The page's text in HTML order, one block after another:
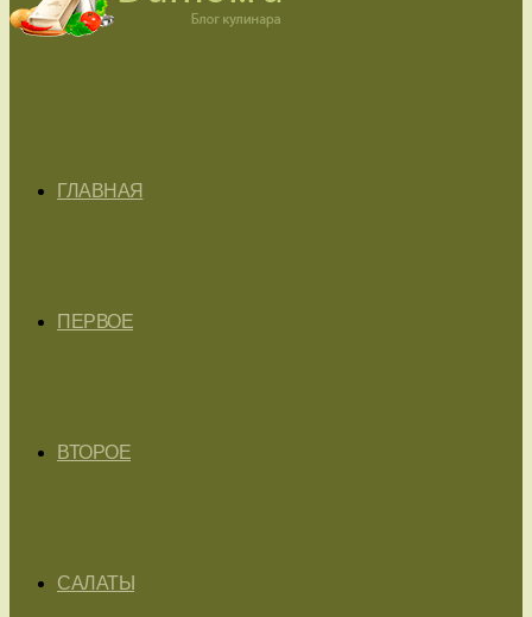
ГЛАВНАЯ
ПЕРВОЕ
ВТОРОЕ
САЛАТЫ